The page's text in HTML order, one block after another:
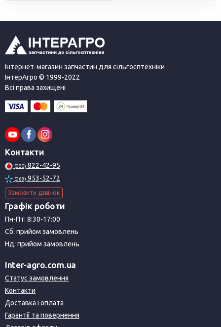
Інтернет-магазин запчастин для сільгосптехніки
ІнтерАгро © 1999-2022
Всі права захищені
Контакти
(050) 822-42-95
(068) 953-52-72
Замовити дзвінок
Графік роботи
Пн-Пт: 8:30-17:00
Сб: прийом замовлень
Нд: прийом замовлень
Inter-agro.com.ua
Статус замовлення
Контакти
Доставка і оплата
Гарантії та повернення